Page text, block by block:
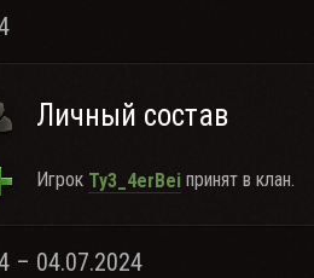
Личный состав
Игрок Ty3_4erBei принят в клан.
– 04.07.2024